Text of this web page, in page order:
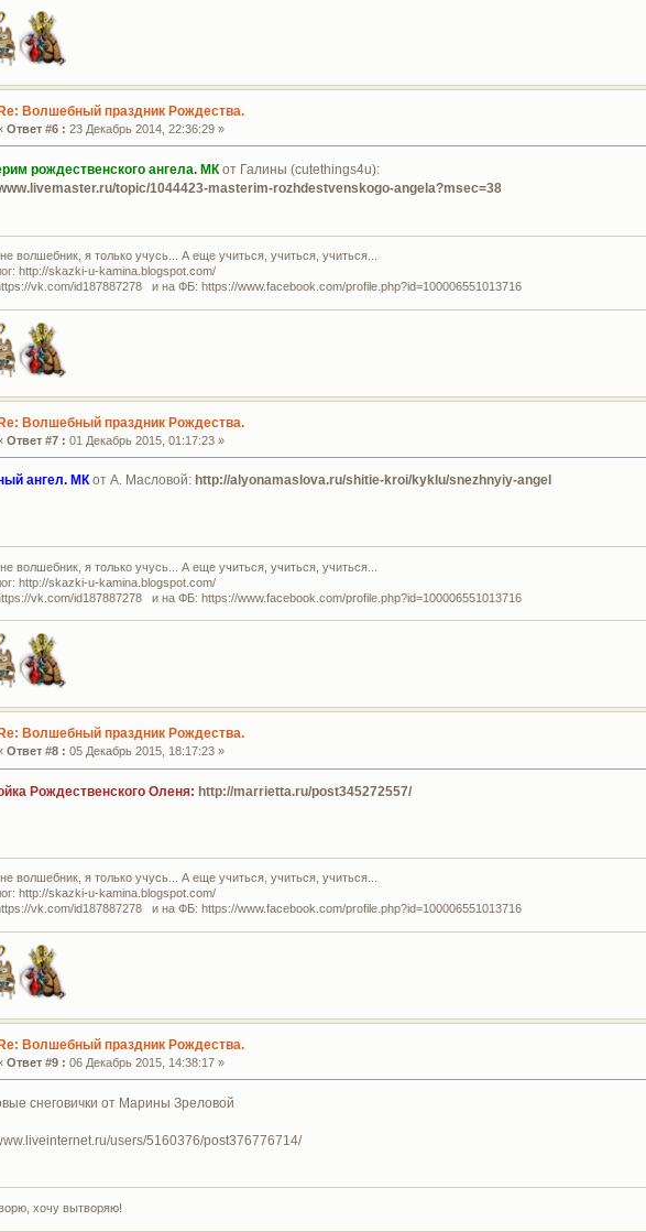
Re: Волшебный праздник Рождества.
Ответ #6 : 23 Декабрь 2014, 22:36:29 »
рождественского ангела. МКот Галины (cutethings4u):
topic/1044423-masterim-rozhdestvenskogo-angela?msec=38
волшебник, я только учусь... А еще учиться, учиться, учиться...
http://skazki-u-kamina.blogspot.com/
vk.com/id187887278 и на ФБ: https://www.facebook.com/profile.php?id=100006551013716
Волшебный праздник Рождества.
Ответ #7 : 01 Декабрь 2015, 01:17:23 »
ангел. МКот А. Масловой: http://alyonamaslova.ru/shitie-kroi/kyklu/snezhnyiy-angel
волшебник, я только учусь... А еще учиться, учиться, учиться...
http://skazki-u-kamina.blogspot.com/
vk.com/id187887278 и на ФБ: https://www.facebook.com/profile.php?id=100006551013716
Re: Волшебный праздник Рождества.
Ответ #8 : 05 Декабрь 2015, 18:17:23 »
Рождественского Оленя: http://marrietta.ru/post345272557/
волшебник, я только учусь... А еще учиться, учиться, учиться...
http://skazki-u-kamina.blogspot.com/
vk.com/id187887278 и на ФБ: https://www.facebook.com/profile.php?id=100006551013716
Волшебный праздник Рождества.
Ответ #9 : 06 Декабрь 2015, 14:38:17 »
снеговички от Марины Зреловой
users/5160376/post376776714/
хочу вытворяю!